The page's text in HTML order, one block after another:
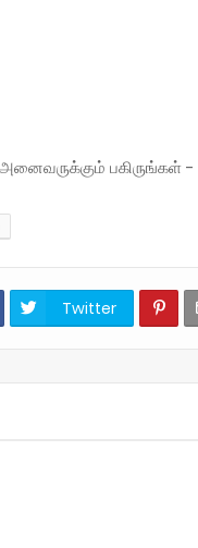
பகிருங்கள் -
Twitter